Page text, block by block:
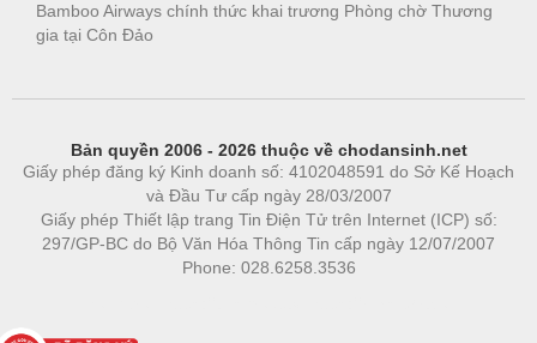
Bamboo Airways chính thức khai trương Phòng chờ Thương
gia tại Côn Đảo
Bản quyền 2006 - 2026 thuộc về chodansinh.net
Giấy phép đăng ký Kinh doanh số: 4102048591 do Sở Kế Hoạch
và Đầu Tư cấp ngày 28/03/2007
Giấy phép Thiết lập trang Tin Điện Tử trên Internet (ICP) số:
297/GP-BC do Bộ Văn Hóa Thông Tin cấp ngày 12/07/2007
Phone: 028.6258.3536